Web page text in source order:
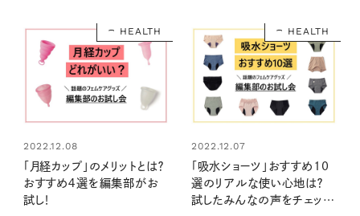
HEALTH
2022.12.08
「月経カップ」のメリットとは？
おすすめ４選を編集部がお
試し！
HEALTH
2022.12.07
「吸水ショーツ」おすすめ10
選のリアルな使い心地は？
試したみんなの声をチェッ